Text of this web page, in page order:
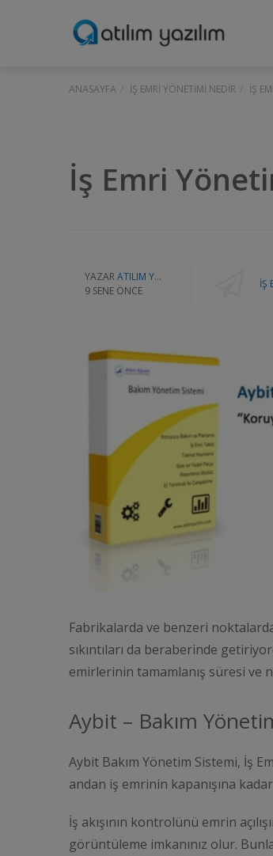
ANASAYFA İŞ EMRI YÖNETIMI NEDIR İŞ
İş Emri
YAZAR ATILIM YAZILIM
9 SENE ÖNCE
Fabrikalarda ve benzeri
sıkıntıları da beraberinde
emirlerinin tamamlanış süresi ve
Aybit – Bakım
Aybit Bakım Yönetim Sistemi, İş
andan iş emrinin kapanışına
İş akışının kontrolünü emrin
görüntüleme imkanınız olur.